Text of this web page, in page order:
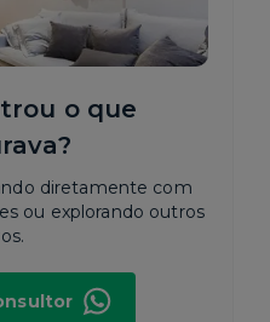
o que
diretamente com
ou explorando outros